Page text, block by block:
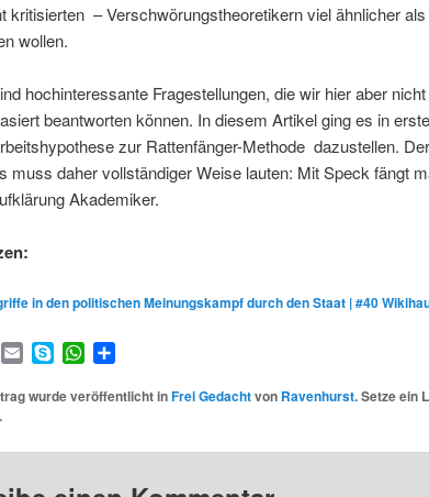
kritisierten – Verschwörungstheoretikern viel ähnlicher
wollen.
hochinteressante Fragestellungen, die wir hier aber
beantworten können. In diesem Artikel ging es in
zur Rattenfänger-Methode dazustellen.
muss daher vollständiger Weise lauten: Mit Speck fängt
Akademiker.
in den politischen Meinungskampf durch den Staat | #40
EmailSkypeWhatsApp
Teilen
wurde veröffentlicht inFrei Gedachtvon Ravenhurst. Setze ein